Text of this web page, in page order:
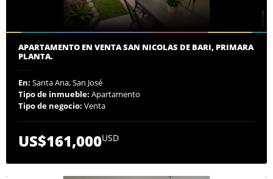
APARTAMENTO EN VENTA SAN NICOLAS DE BARI, PRIMARA
PLANTA.
En: Santa Ana, San José
Tipo de inmueble: Apartamento
Tipo de negocio: Venta
US$161,000USD